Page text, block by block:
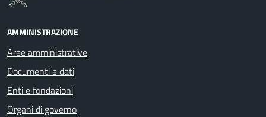
AMMINISTRAZIONE
Aree amministrative
Documenti e dati
Enti e fondazioni
Organi di governo